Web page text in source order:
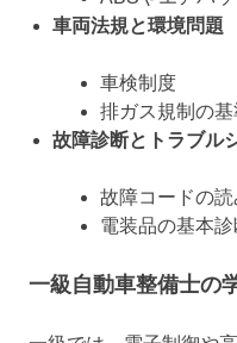
車両法規と環境問題
車検制度
排ガス規制の基
故障診断とトラブル
故障コードの読
電装品の基本
一級自動車整備士の